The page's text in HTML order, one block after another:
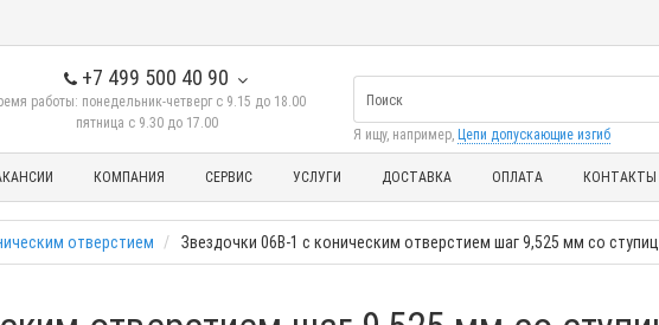
+7 499 500 40 90
работы: понедельник-четверг с 9.15 до 18.00
пятница с 9.30 до 17.00
Я ищу, например, Цепи допускающие изгиб
КОМПАНИЯ СЕРВИС УСЛУГИ ДОСТАВКА ОПЛАТА КОНТАКТЫ
отверстием Звездочки 06B-1 с коническим отверстием шаг 9,525 мм со